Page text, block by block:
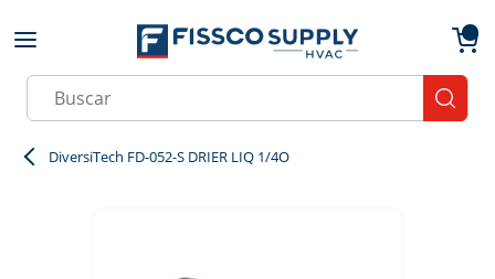
Skip to main content
Site Search
DiversiTech FD-052-S DRIER LIQ 1/4O